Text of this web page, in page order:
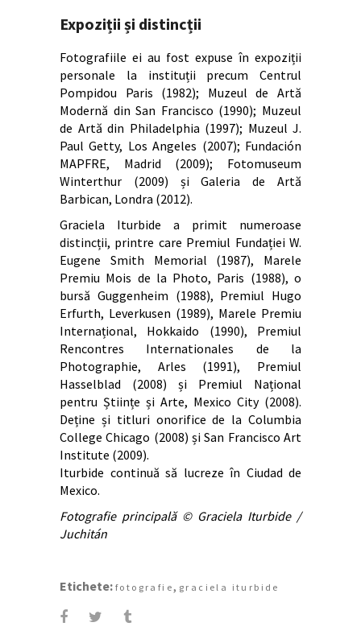
Expoziții și distincții
Fotografiile ei au fost expuse în expoziții
personale la instituții precum Centrul
Pompidou Paris (1982); Muzeul de Artă
Modernă din San Francisco (1990); Muzeul
de Artă din Philadelphia (1997); Muzeul J.
Paul Getty, Los Angeles (2007); Fundación
MAPFRE, Madrid (2009); Fotomuseum
Winterthur (2009) și Galeria de Artă
Barbican, Londra (2012).
Graciela Iturbide a primit numeroase
distincții, printre care Premiul Fundației W.
Eugene Smith Memorial (1987), Marele
Premiu Mois de la Photo, Paris (1988), o
bursă Guggenheim (1988), Premiul Hugo
Erfurth, Leverkusen (1989), Marele Premiu
Internațional, Hokkaido (1990), Premiul
Rencontres Internationales de la
Photographie, Arles (1991), Premiul
Hasselblad (2008) și Premiul Național
pentru Științe și Arte, Mexico City (2008).
Deține și titluri onorifice de la Columbia
College Chicago (2008) și San Francisco Art
Institute (2009).
Iturbide continuă să lucreze în Ciudad de
Mexico.
Fotografie principală © Graciela Iturbide /
Juchitán
Etichete: fotografie , graciela iturbide